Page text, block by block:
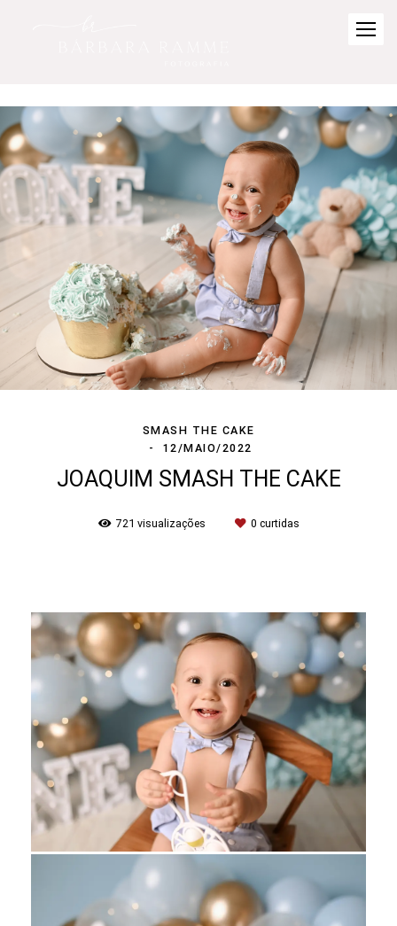
SMASH THE CAKE
12/MAIO/2022
JOAQUIM SMASH THE CAKE
721 visualizações 0 curtidas